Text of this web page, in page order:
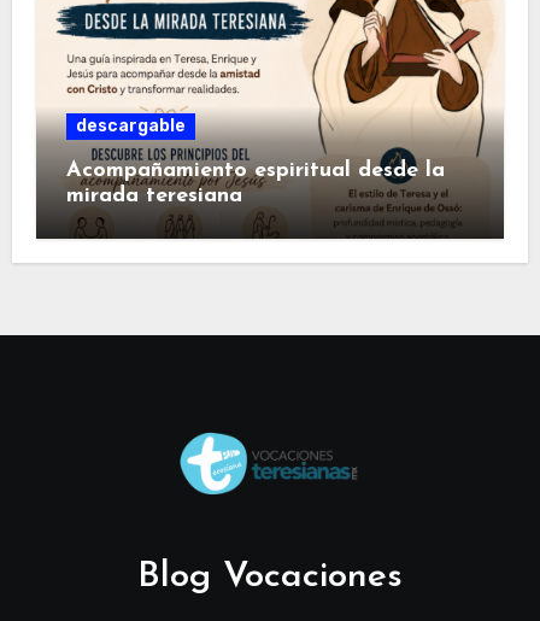
descargable
Acompañamiento espiritual desde la
mirada teresiana
Blog Vocaciones